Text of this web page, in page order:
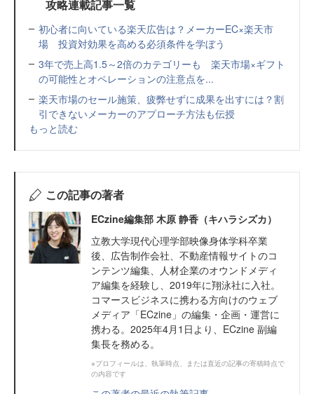
攻略連載記事一覧
初心者に向いている楽天広告は？メーカーEC×楽天市
場 投資対効果を高める必須条件を学ぼう
3年で売上高1.5～2倍のカテゴリーも 楽天市場×ギフト
の可能性とオペレーションの注意点を...
楽天市場のセール施策、疲弊せずに成果を出すには？割
引できないメーカーのアプローチ方法も伝授
もっと読む
この記事の著者
ECzine編集部 木原 静香（キハラシズカ）
立教大学現代心理学部映像身体学科卒業
後、広告制作会社、不動産情報サイトのコ
ンテンツ編集、人材企業のオウンドメディ
ア編集を経験し、2019年に翔泳社に入社。
コマースビジネスに携わる方向けのウェブ
メディア「ECzine」の編集・企画・運営に
携わる。2025年4月1日より、ECzine 副編
集長を務める。
※プロフィールは、執筆時点、または直近の記事の寄稿時点で
の内容です